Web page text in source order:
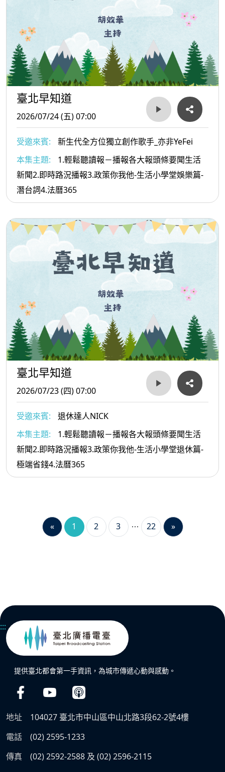
臺北早知道
2026/07/24 (五) 07:00
受邀來賓:
新生代全方位獨立創作歌手_亦非YeFei
本集主題:
1.輕鬆聽讀報－播報各大報頭條要聞生活
新聞2.即時路況播報3.政策你我他-生活小學堂娛樂篇-
潛台詞4.法曆365
臺北早知道
2026/07/23 (四) 07:00
受邀來賓:
退休達人NICK
本集主題:
1.輕鬆聽讀報－播報各大報頭條要聞生活
新聞2.即時路況播報3.政策你我他-生活小學堂退休篇-
極端省錢4.法曆365
« 1 2 3 22 »
:::
提供臺北都會第一手資訊，為城市傳遞心動與感動。
地址
104027 臺北市中山區中山北路3段62-2號4樓
電話
(02) 2595-1233
傳真
(02) 2592-2588 及 (02) 2596-2115